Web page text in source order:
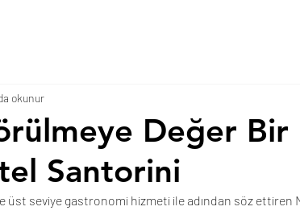
Değer Bir
Santorini
okunur
üst seviye gastronomi hizmeti ile adından söz